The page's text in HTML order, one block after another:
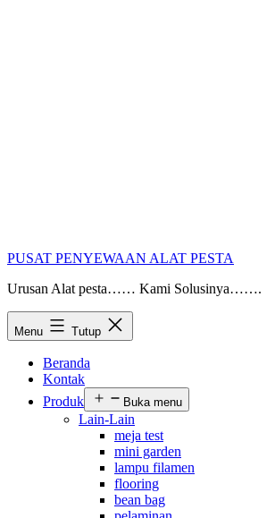
PUSAT PENYEWAAN ALAT PESTA
Urusan Alat pesta…… Kami Solusinya…….
Menu Tutup
Beranda
Kontak
Produk
Buka menu
Lain-Lain
meja test
mini garden
lampu filamen
flooring
bean bag